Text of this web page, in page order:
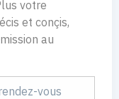
votre
et conçis,
au